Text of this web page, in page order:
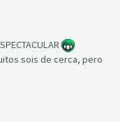
sois de cerca, pero